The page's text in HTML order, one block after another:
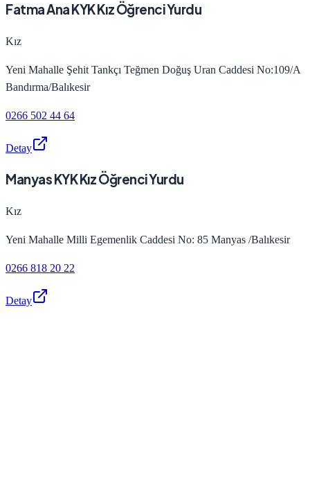
Fatma Ana KYK Kız Öğrenci Yurdu
Kız
Yeni Mahalle Şehit Tankçı Teğmen Doğuş Uran Caddesi No:109/A
Bandırma/Balıkesir
0266 502 44 64
Detay
Manyas KYK Kız Öğrenci Yurdu
Kız
Yeni Mahalle Milli Egemenlik Caddesi No: 85 Manyas /Balıkesir
0266 818 20 22
Detay